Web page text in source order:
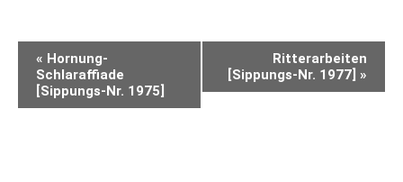
VERANSTALTUNG-
NAVIGATION
« Hornung-
Schlaraffiade
[Sippungs-Nr. 1975]
Ritterarbeiten
[Sippungs-Nr. 1977] »